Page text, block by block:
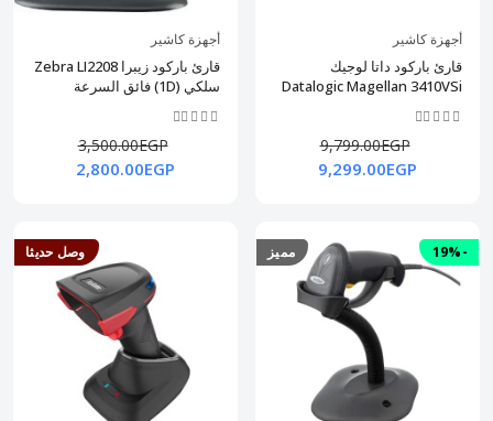
أجهزة كاشير
قارئ باركود داتا لوجيك
Datalogic Magellan 3410VSi
9,799.00EGP
9,299.00EGP
أجهزة كاشير
قارئ باركود زيبرا Zebra LI2208
سلكي (1D) فائق السرعة
3,500.00EGP
2,800.00EGP
مميز -19% وصل حديثا